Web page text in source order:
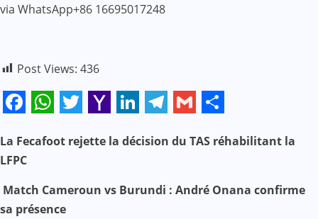
via WhatsApp+86 16695017248
Post Views: 436
Mail
N
v
La Fecafoot rejette la décision du TAS réhabilitant la
LFPC
Match Cameroun vs Burundi : André Onana confirme
sa présence